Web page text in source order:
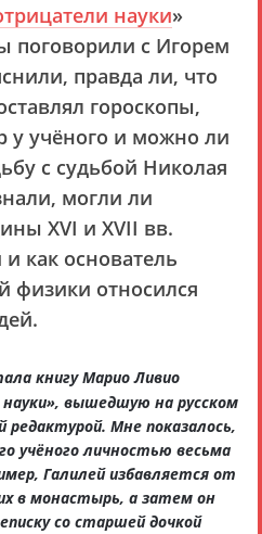
науки»
поговорили с Игорем
правда ли, что
гороскопы,
у учёного и можно ли
с судьбой Николая
могли ли
XVI и XVII вв.
как основатель
физики относился
книгу Марио Ливио
вышедшую на русском
редактурой. Мне показалось,
учёного личностью весьма
Галилей избавляется от
в монастырь, а затем он
со старшей дочкой